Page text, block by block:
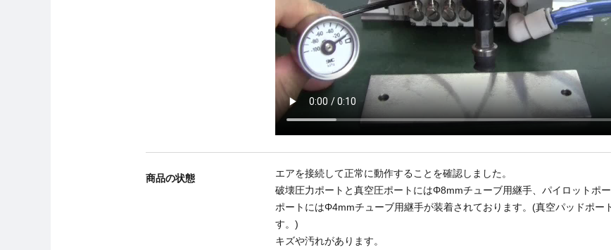
商品の状態
エアを接続して正常に動作することを確認しました。
破壊圧力ポートと真空圧ポートにはΦ8mmチューブ用継手、パイロットポ
ポートにはΦ4mmチューブ用継手が装着されております。(真空パッドポー
す。)
キズや汚れがあります。